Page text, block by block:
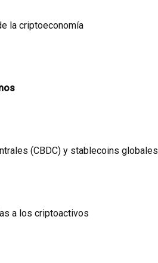
la criptoeconomía
(CBDC) y stablecoins globales
a los criptoactivos